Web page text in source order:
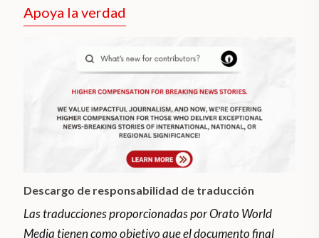
Apoya la verdad
Descargo de responsabilidad de traducción
Las traducciones proporcionadas por Orato World
Media tienen como objetivo que el documento final